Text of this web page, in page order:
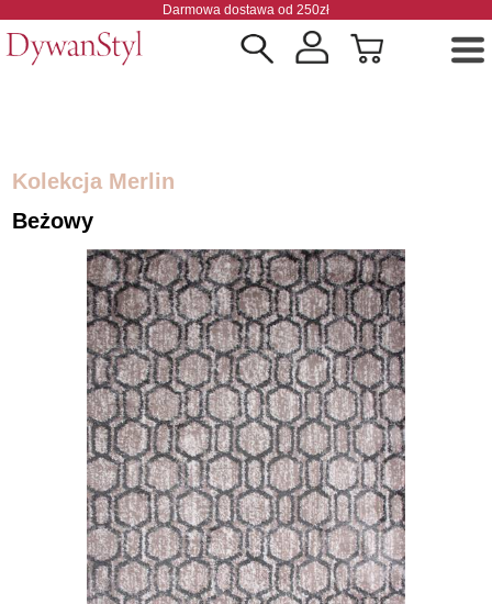
Darmowa dostawa od 250zł
Kolekcja Merlin
Beżowy